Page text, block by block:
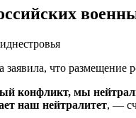
что размещение
конфликт, мы
наш нейтралитет, —